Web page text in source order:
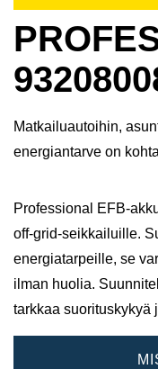
Matkailuautoihin,
energiantarve on
Professional EFB-
off-grid-seikkailuille.
energiatarpeille, se
ilman huolia.​
tarkkaa suorituskykyä